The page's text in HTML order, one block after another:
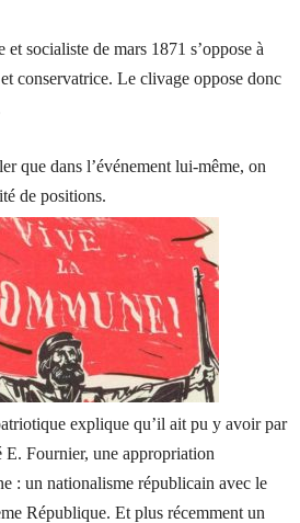
socialiste de mars 1871 s’oppose à
conservatrice. Le clivage oppose donc
que dans l’événement lui-même, on
de positions.
explique qu’il ait pu y avoir par
E. Fournier, une appropriation
: un nationalisme républicain avec le
République. Et plus récemment un